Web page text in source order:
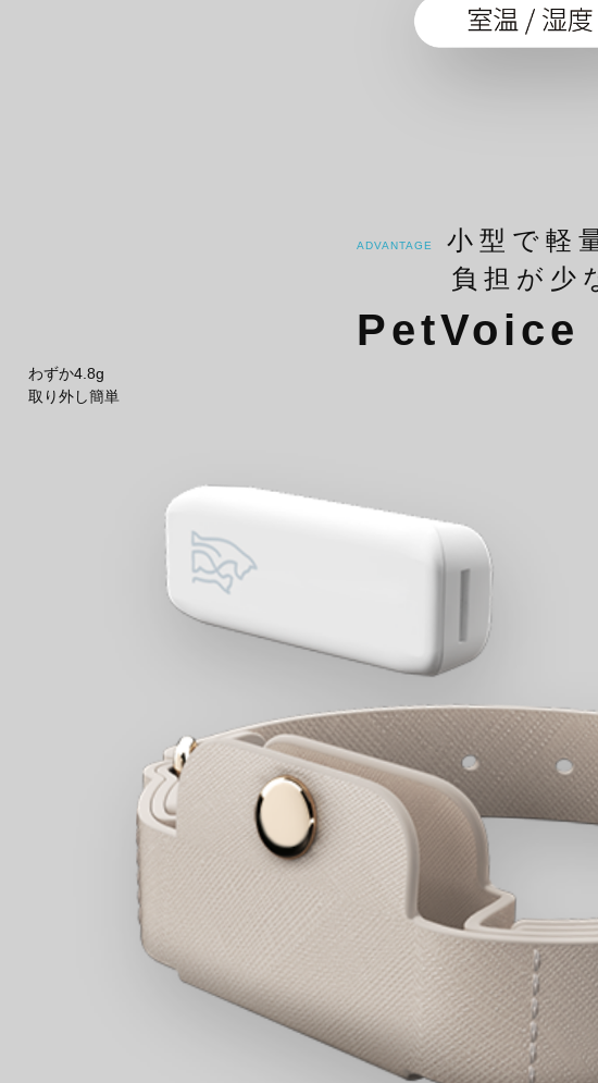
ADVANTAGE
小型で軽
負担が少
PetVoice
わずか4.8g
取り外し簡単